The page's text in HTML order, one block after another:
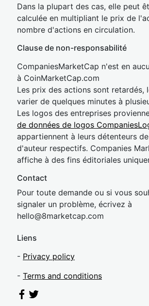
Dans la plupart des cas, elle peut
calculée en multipliant le prix de
nombre d'actions en circulation.
Clause de non-responsabilité
CompaniesMarketCap n'est en
à CoinMarketCap.com
Les prix des actions sont retardés,
varier de quelques minutes à
Les logos des entreprises
de données de logos
appartiennent à leurs détenteurs
d'auteur respectifs. Companies
affiche à des fins éditoriales
Contact
Pour toute demande ou si vous
signaler un problème, écrivez à
hello@8marketcap.com
Liens
- Privacy policy
- Terms and conditions